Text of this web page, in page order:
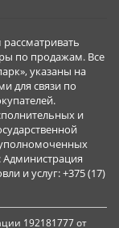
по продажам. Все
указаны на
для связи по
и
Администрация
и услуг: +375 (17)
192181777 от